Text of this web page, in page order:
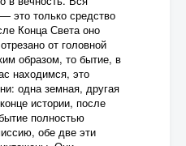
это только средство
Конца Света оно
от головной
образом, то бытие, в
находимся, это
одна земная, другая
истории, после
полностью
обе две эти